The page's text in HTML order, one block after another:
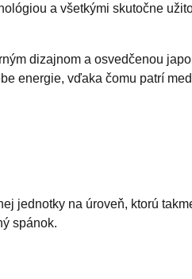
a všetkými skutočne
dizajnom a osvedčenou
energie, vďaka čomu patrí
jednotky na úroveň, ktorú
spánok.